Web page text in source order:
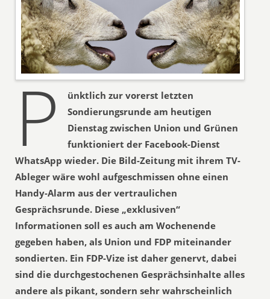
P
ünktlich zur vorerst letzten
Sondierungsrunde am heutigen
Dienstag zwischen Union und Grünen
funktioniert der Facebook-Dienst
WhatsApp wieder. Die Bild-Zeitung mit ihrem TV-
Ableger wäre wohl aufgeschmissen ohne einen
Handy-Alarm aus der vertraulichen
Gesprächsrunde. Diese „exklusiven“
Informationen soll es auch am Wochenende
gegeben haben, als Union und FDP miteinander
sondierten. Ein FDP-Vize ist daher genervt, dabei
sind die durchgestochenen Gesprächsinhalte alles
andere als pikant, sondern sehr wahrscheinlich